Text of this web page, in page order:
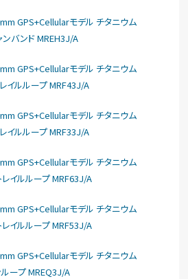
GPS+Cellularモデル チタニウム
バンド MREH3J/A
GPS+Cellularモデル チタニウム
イルループ MRF43J/A
GPS+Cellularモデル チタニウム
イルループ MRF33J/A
GPS+Cellularモデル チタニウム
イルループ MRF63J/A
GPS+Cellularモデル チタニウム
イルループ MRF53J/A
GPS+Cellularモデル チタニウム
ープ MREQ3J/A